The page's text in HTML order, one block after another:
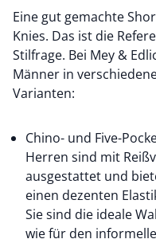
Eine gut gemachte
Knies. Das ist die
Stilfrage. Bei Mey &
Männer in
Varianten:
Chino- und Five-
Herren sind mit
ausgestattet und
einen dezenten
Sie sind die ideale
wie für den